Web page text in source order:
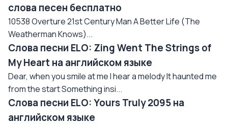
слова песен бесплатно
10538 Overture 21st Century Man A Better Life (The
Weatherman Knows)...
Слова песни ELO: Zing Went The Strings of
My Heart на английском языке
Dear, when you smile at me I hear a melody It haunted me
from the start Something insi...
Слова песни ELO: Yours Truly 2095 на
английском языке